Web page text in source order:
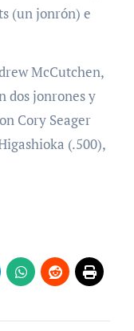
(un jonrón) e
McCutchen,
dos jonrones y
Cory Seager
(.500),